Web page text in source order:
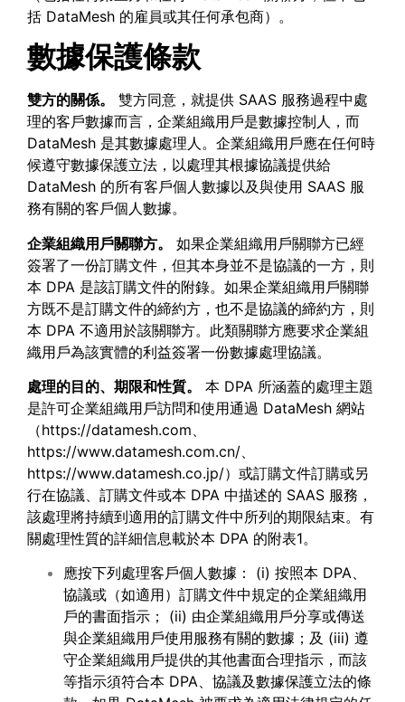
括 DataMesh 的雇員或其任何承包商）。
數據保護條款
雙方的關係。
雙方同意，就提供 SAAS 服務過程中處
理的客戶數據而言，企業組織用戶是數據控制人，而
DataMesh 是其數據處理人。企業組織用戶應在任何時
候遵守數據保護立法，以處理其根據協議提供給
DataMesh 的所有客戶個人數據以及與使用 SAAS 服
務有關的客戶個人數據。
企業組織用戶關聯方。
如果企業組織用戶關聯方已經
簽署了一份訂購文件，但其本身並不是協議的一方，則
本 DPA 是該訂購文件的附錄。如果企業組織用戶關聯
方既不是訂購文件的締約方，也不是協議的締約方，則
本 DPA 不適用於該關聯方。此類關聯方應要求企業組
織用戶為該實體的利益簽署一份數據處理協議。
處理的目的、期限和性質。
本 DPA 所涵蓋的處理主題
是許可企業組織用戶訪問和使用通過 DataMesh 網站
（https://datamesh.com、
https://www.datamesh.com.cn/、
https://www.datamesh.co.jp/）或訂購文件訂購或另
行在協議、訂購文件或本 DPA 中描述的 SAAS 服務，
該處理將持續到適用的訂購文件中所列的期限結束。有
關處理性質的詳細信息載於本 DPA 的附表1。
應按下列處理客戶個人數據： (i) 按照本 DPA、
協議或（如適用）訂購文件中規定的企業組織用
戶的書面指示； (ii) 由企業組織用戶分享或傳送
與企業組織用戶使用服務有關的數據；及 (iii) 遵
守企業組織用戶提供的其他書面合理指示，而該
等指示須符合本 DPA、協議及數據保護立法的條